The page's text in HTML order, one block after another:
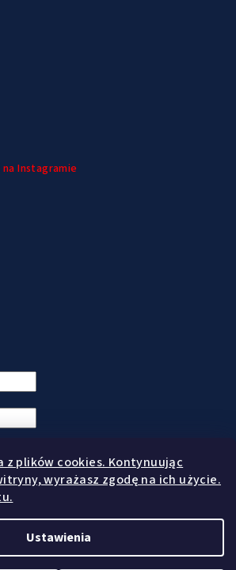
z plików cookies. Kontynuując
wyrażasz zgodę na ich użycie.
Ustawienia
Instagramie
hasła